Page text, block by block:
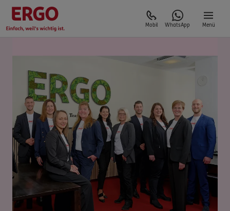
Mobil WhatsApp Menü